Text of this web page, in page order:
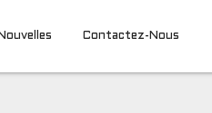
Nouvelles Contactez-Nous